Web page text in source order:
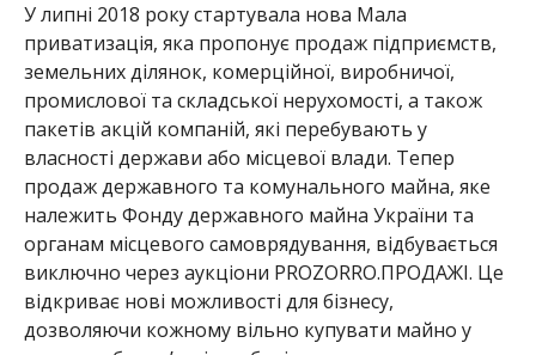
У липні 2018 року стартувала нова Мала
приватизація, яка пропонує продаж підприємств,
земельних ділянок, комерційної, виробничої,
промислової та складської нерухомості, а також
пакетів акцій компаній, які перебувають у
власності держави або місцевої влади. Тепер
продаж державного та комунального майна, яке
належить Фонду державного майна України та
органам місцевого самоврядування, відбувається
виключно через аукціони PROZORRO.ПРОДАЖІ. Це
відкриває нові можливості для бізнесу,
дозволяючи кожному вільно купувати майно у